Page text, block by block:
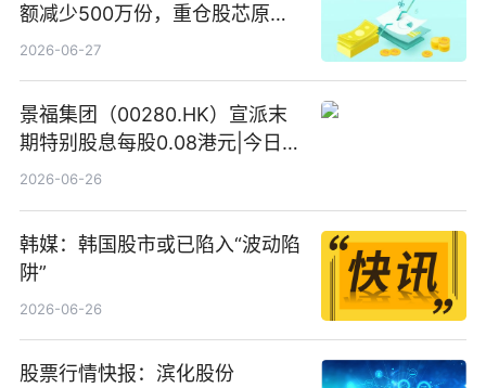
额减少500万份，重仓股芯原股
份、寒武纪、澜起科技 观速讯
2026-06-27
景福集团（00280.HK）宣派末
期特别股息每股0.08港元|今日快
看
2026-06-26
韩媒：韩国股市或已陷入“波动陷
阱”
2026-06-26
股票行情快报：滨化股份